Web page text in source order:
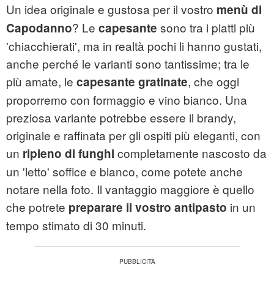
Un idea originale e gustosa per il vostro menù di
Capodanno? Le capesante sono tra i piatti più
'chiacchierati', ma in realtà pochi li hanno gustati,
anche perché le varianti sono tantissime; tra le
più amate, le capesante gratinate, che oggi
proporremo con formaggio e vino bianco. Una
preziosa variante potrebbe essere il brandy,
originale e raffinata per gli ospiti più eleganti, con
un ripieno di funghi completamente nascosto da
un 'letto' soffice e bianco, come potete anche
notare nella foto. Il vantaggio maggiore è quello
che potrete preparare il vostro antipasto in un
tempo stimato di 30 minuti.